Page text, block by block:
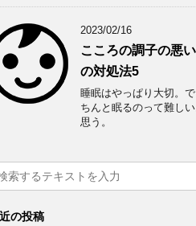
2023/02/16
こころの調子の悪
の対処法5
睡眠はやっぱり大切。で
ちんと眠るのって難し
思う。
の投稿